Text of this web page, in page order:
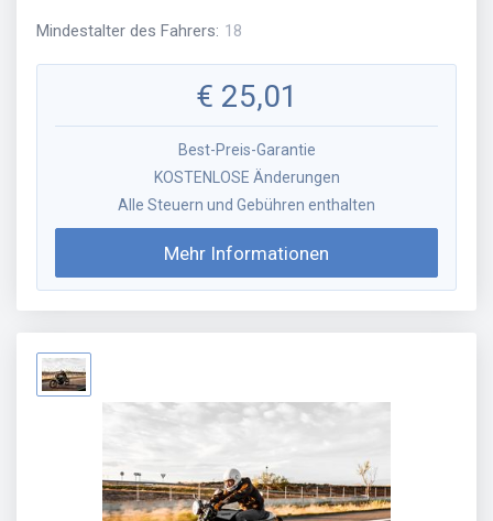
Mindestalter des Fahrers: 18
€ 25,01
Best-Preis-Garantie
KOSTENLOSE Änderungen
Alle Steuern und Gebühren enthalten
Mehr Informationen